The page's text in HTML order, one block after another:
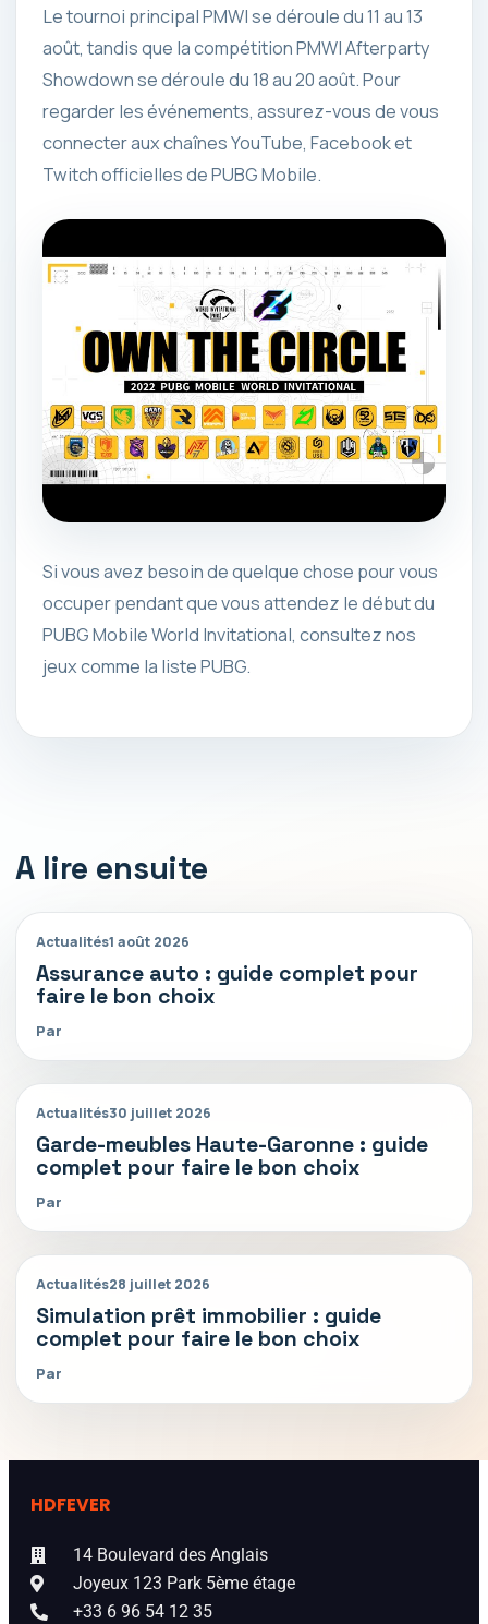
Le tournoi principal PMWI se déroule du 11 au 13
août, tandis que la compétition PMWI Afterparty
Showdown se déroule du 18 au 20 août. Pour
regarder les événements, assurez-vous de vous
connecter aux chaînes YouTube, Facebook et
Twitch officielles de PUBG Mobile.
Si vous avez besoin de quelque chose pour vous
occuper pendant que vous attendez le début du
PUBG Mobile World Invitational, consultez nos
jeux comme la liste PUBG.
A lire ensuite
Actualités1 août 2026
Assurance auto : guide complet pour
faire le bon choix
Par
Actualités30 juillet 2026
Garde-meubles Haute-Garonne : guide
complet pour faire le bon choix
Par
Actualités28 juillet 2026
Simulation prêt immobilier : guide
complet pour faire le bon choix
Par
HDFEVER
14 Boulevard des Anglais
Joyeux 123 Park 5ème étage
+33 6 96 54 12 35